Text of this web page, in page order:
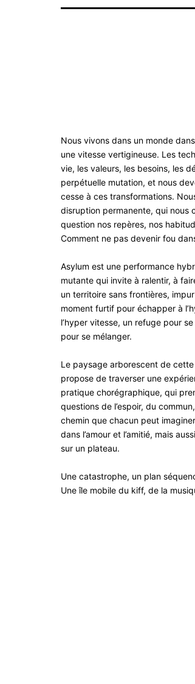
Nous vivons dans un monde
une vitesse vertigineuse. Les
vie, les valeurs, les besoins, les
perpétuelle mutation, et nous
cesse à ces transformations.
disruption permanente, qui nous
question nos repères, nos
Comment ne pas devenir fou
Asylum est une performance
mutante qui invite à ralentir, à
un territoire sans frontières,
moment furtif pour échapper à
l’hyper vitesse, un refuge pour
pour se mélanger.
Le paysage arborescent de
propose de traverser une
pratique chorégraphique, qui
questions de l’espoir, du
chemin que chacun peut
dans l’amour et l’amitié, mais
sur un plateau.
Une catastrophe, un plan
Une île mobile du kiff, de la